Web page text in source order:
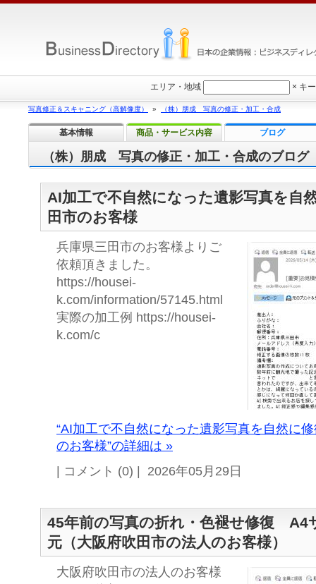
（株）朋成 写真の修正・加工・合成のブログ
AI加工で不自然になった遺影写真を自
田市のお客様
兵庫県三田市のお客様よりご
依頼頂きました。
https://housei-
k.com/information/57145.html
実際の加工例 https://housei-
k.com/c
“AI加工で不自然になった遺影写真を自然に
のお客様”の詳細は »
| コメント (0) | 2026年05月29日
45年前の写真の折れ・色褪せ修復 A4
元（大阪府吹田市の法人のお客様）
大阪府吹田市の法人のお客様
エリア・地域 × キ
写真修正＆スキャニング（高解像度） » （株）朋成 写真の修正・加工・合成
基本情報 商品・サービス内容 ブログ